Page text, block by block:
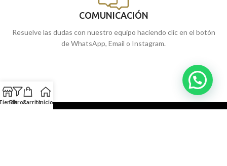
COMUNICACIÓN
Resuelve las dudas con nuestro equipo haciendo clic en el botón
de WhatsApp, Email o Instagram.
FiltrosCarritoInicio